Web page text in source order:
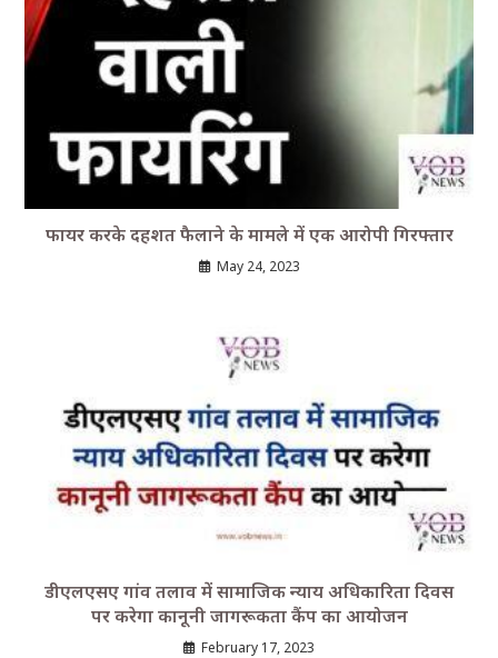
फायर करके दहशत फैलाने के मामले में एक आरोपी गिरफ्तार
May 24, 2023
डीएलएसए गांव तलाव में सामाजिक न्याय अधिकारिता दिवस
पर करेगा कानूनी जागरूकता कैंप का आयोजन
February 17, 2023